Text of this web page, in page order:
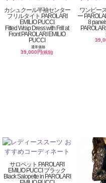
カシュクール半袖センター
フリルタイト PAROLARI
EMILIO PUCCI
Fitted Wrap Dress with Frill at
Front PAROLARI EMILIO
PUCCI
通常価格
39,000円(税別)
ワンピー
ー
8
サロペット PAROLARI
EMILIO PUCCI ブラック
Black Salopette in PAROLARI